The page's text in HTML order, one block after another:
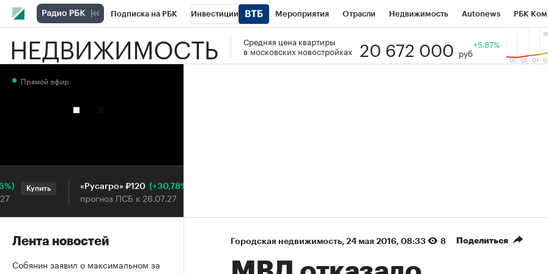
Подписка на РБК Инвестиции Мероприятия Отрасли Недвижимость Autonews РБК
РБК Вино Спорт Школа управления РБК РБК Образование Тренды
НЕДВИЖИМОСТЬ
Средняя цена квартиры
в московских новостройках
20 672 000 руб
+5.87%
Городская недвижимость⁠, 24 мая 2016, 08:33 8 Поделиться
Прямой эфир
Купить «Русагро» ₽120 (+30,78%)
прогноз ПСБ к 26.07.27
Лента новостей
Собянин заявил о максимальном за